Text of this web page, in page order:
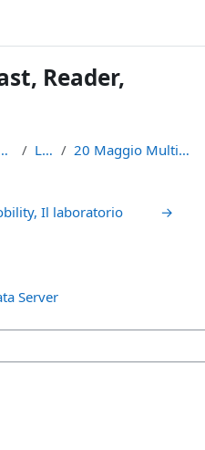
Reader,
Informatica (L-31) LPR - A 20 Maggio Multicast, Reader, Writer
Il laboratorio
→
Server